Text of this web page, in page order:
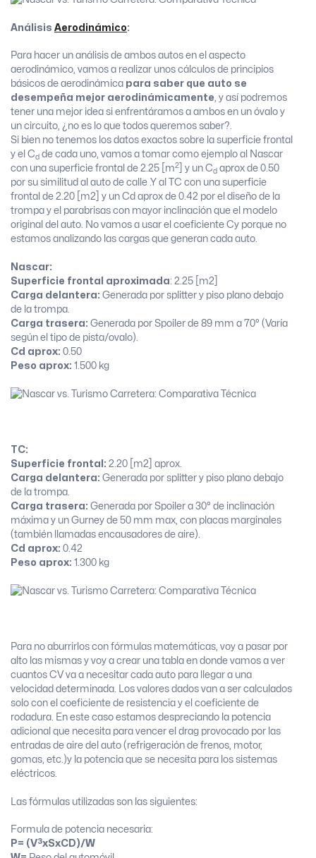
Análisis Aerodinámico:
Para hacer un análisis de ambos autos en el aspecto
aerodinámico, vamos a realizar unos cálculos de principios
básicos de aerodinámica para saber que auto se
desempeña mejor aerodinámicamente , y así podremos
tener una mejor idea si enfrentáramos a ambos en un óvalo y
un circuito, ¿no es lo que todos queremos saber?.
Si bien no tenemos los datos exactos sobre la superficie frontal
y el Cd de cada uno, vamos a tomar como ejemplo al Nascar
con una superficie frontal de 2.25 [m2 ] y un Cd aprox de 0.50
por su similitud al auto de calle .Y al TC con una superficie
frontal de 2.20 [m2] y un Cd aprox de 0.42 por el diseño de la
trompa y el parabrisas con mayor inclinación que el modelo
original del auto. No vamos a usar el coeficiente Cy porque no
estamos analizando las cargas que generan cada auto.
Nascar:
Superficie frontal aproximada: 2.25 [m2]
Carga delantera: Generada por splitter y piso plano debajo
de la trompa.
Carga trasera: Generada por Spoiler de 89 mm a 70° (Varía
según el tipo de pista/ovalo).
Cd aprox: 0.50
Peso aprox: 1.500 kg
TC:
Superficie frontal: 2.20 [m2] aprox.
Carga delantera: Generada por splitter y piso plano debajo
de la trompa.
Carga trasera: Generada por Spoiler a 30° de inclinación
máxima y un Gurney de 50 mm max, con placas marginales
(también llamadas encausadores de aire).
Cd aprox: 0.42
Peso aprox: 1.300 kg
Para no aburrirlos con fórmulas matemáticas, voy a pasar por
alto las mismas y voy a crear una tabla en donde vamos a ver
cuantos CV va a necesitar cada auto para llegar a una
velocidad determinada. Los valores dados van a ser calculados
solo con el coeficiente de resistencia y el coeficiente de
rodadura. En este caso estamos despreciando la potencia
adicional que necesita para vencer el drag provocado por las
entradas de aire del auto (refrigeración de frenos, motor,
gomas, etc.)y la potencia que se necesita para los sistemas
eléctricos.
Las fórmulas utilizadas son las siguientes:
Formula de potencia necesaria:
P= (V3xSxCD)/W